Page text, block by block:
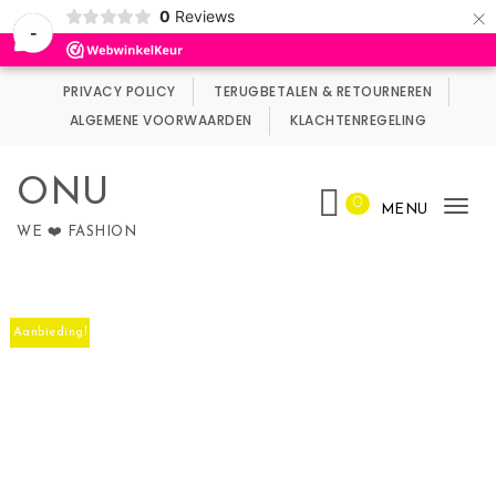
-
0 Reviews ×
Wij maken gebruik van cookies.
PRIVACY POLICY
TERUGBETALEN & RETOURNEREN
ALGEMENE VOORWAARDEN
KLACHTENREGELING
ONU
WE ❤️ FASHION
0 MENU
Aanbieding!